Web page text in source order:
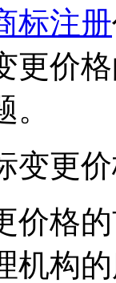
标注册
更价
变更
价格
机构